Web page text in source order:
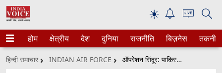
☀
होम क्षेत्रीय देश दुनिया राजनीति बिज़नेस तकनीक
हिन्दी समाचार INDIAN AIR FORCE ऑपरेशन सिंदूर: पाकिस्तानी फायरिंग से तबाह हुए कश्मीर के गांव, सेना ने दिया करारा जवाब